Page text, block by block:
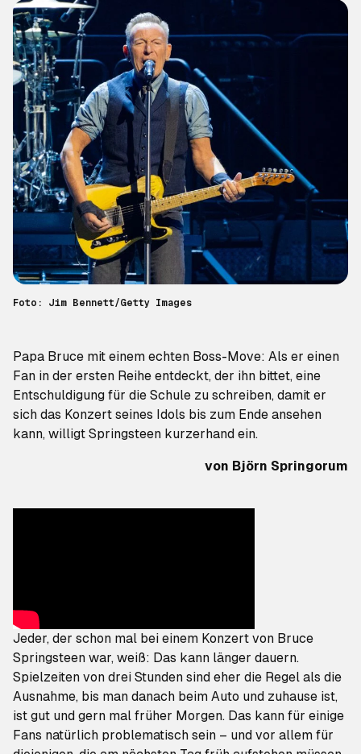
Foto: Jim Bennett/Getty Images
Papa Bruce mit einem echten Boss-Move: Als er einen
Fan in der ersten Reihe entdeckt, der ihn bittet, eine
Entschuldigung für die Schule zu schreiben, damit er
sich das Konzert seines Idols bis zum Ende ansehen
kann, willigt Springsteen kurzerhand ein.
von Björn Springorum
Jeder, der schon mal bei einem Konzert von Bruce
Springsteen war, weiß: Das kann länger dauern.
Spielzeiten von drei Stunden sind eher die Regel als die
Ausnahme, bis man danach beim Auto und zuhause ist,
ist gut und gern mal früher Morgen. Das kann für einige
Fans natürlich problematisch sein – und vor allem für